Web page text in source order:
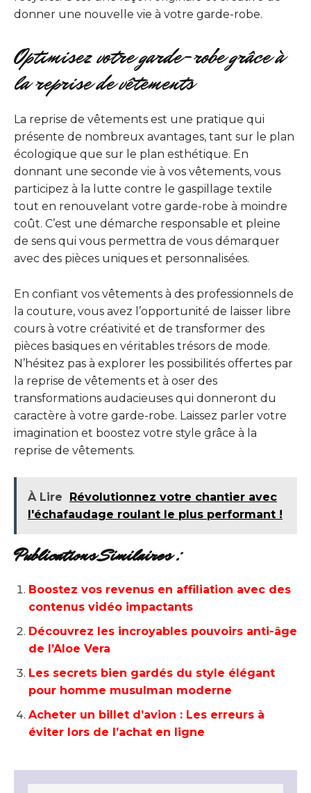
donner une nouvelle vie à votre garde-robe.
Optimisez votre garde-robe grâce à
la reprise de vêtements
La reprise de vêtements est une pratique qui
présente de nombreux avantages, tant sur le plan
écologique que sur le plan esthétique. En
donnant une seconde vie à vos vêtements, vous
participez à la lutte contre le gaspillage textile
tout en renouvelant votre garde-robe à moindre
coût. C’est une démarche responsable et pleine
de sens qui vous permettra de vous démarquer
avec des pièces uniques et personnalisées.
En confiant vos vêtements à des professionnels de
la couture, vous avez l’opportunité de laisser libre
cours à votre créativité et de transformer des
pièces basiques en véritables trésors de mode.
N’hésitez pas à explorer les possibilités offertes par
la reprise de vêtements et à oser des
transformations audacieuses qui donneront du
caractère à votre garde-robe. Laissez parler votre
imagination et boostez votre style grâce à la
reprise de vêtements.
À Lire
Révolutionnez votre chantier avec
l'échafaudage roulant le plus performant !
Publications Similaires :
Boostez vos revenus en affiliation avec des
contenus vidéo impactants
Découvrez les incroyables pouvoirs anti-âge
de l’Aloe Vera
Les secrets bien gardés du style élégant
pour homme musulman moderne
Acheter un billet d’avion : Les erreurs à
éviter lors de l’achat en ligne